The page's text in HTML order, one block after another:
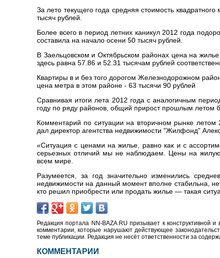
За лето текущего года средняя стоимость
тысяч рублей.
Более всего в период летних каникул 2012 года
составила на начало осени 50 тысяч рублей.
В Заельцовском и Октябрьском районах цена на
здесь равна 57.86 и 52.31 тысячам рублей
Квартиры в и без того дорогом Железнодорожном
цена метра в этом районе - 63 тысячи 90 рублей
Сравнивая итоги лета 2012 года с аналогичным
году по ряду районов, общий прирост прошлым летом
Комментарий по ситуации на вторичном рынке
дал директор агентства недвижимости "Жилфонд"
«Ситуация с ценами на жилье, равно как и с
серьезных отличий мы не наблюдаем. Цены на жилую
всем мире.
Разумеется, за год значительно изменились
недвижимости на данный момент вполне стабильна,
кто решил приобрести или продать жилье — такая
Редакция портала NN-BAZA.RU призывает к конструктивной
комментарии, которые нарушают действующее
теме публикации. Редакция не несёт ответственности за
КОММЕНТАРИИ